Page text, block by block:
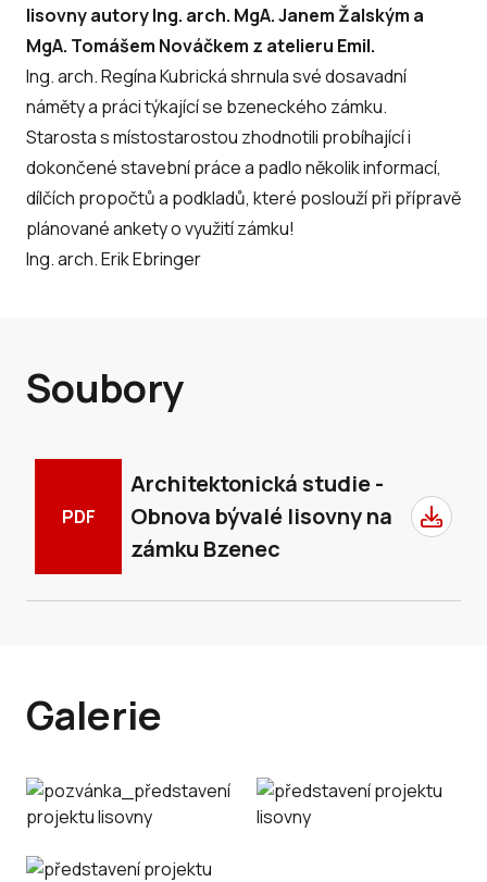
lisovny autory Ing. arch. MgA. Janem Žalským a
MgA. Tomášem Nováčkem z atelieru Emil.
Ing. arch. Regína Kubrická shrnula své dosavadní
náměty a práci týkající se bzeneckého zámku.
Starosta s místostarostou zhodnotili probíhající i
dokončené stavební práce a padlo několik informací,
dílčích propočtů a podkladů, které poslouží při přípravě
plánované ankety o využití zámku!
Ing. arch. Erik Ebringer
Soubory
PDF
Architektonická studie -
Obnova bývalé lisovny na
zámku Bzenec
Galerie